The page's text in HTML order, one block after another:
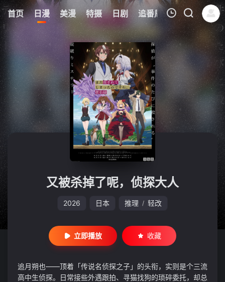
首页 日漫 美漫 特摄 日剧 追番周表 今日更新
5
我的观影记录
暂无观看影片的记录
又被杀掉了呢，侦探大人
2026 日本 推理 / 轻改
立即播放 收藏
追月朔也——顶着「传说名侦探之子」的头衔，实则是个三流
高中生侦探。日常接些外遇跟拍、寻猫找狗的琐碎委托，却总